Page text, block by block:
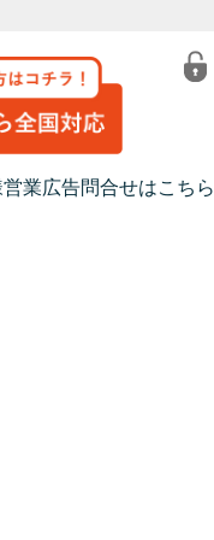
業広告問合せはこちら